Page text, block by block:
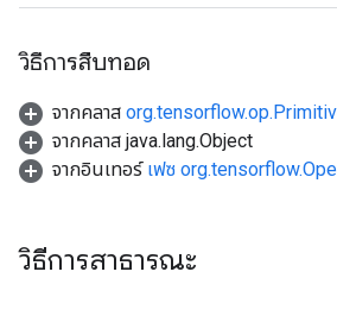
วิธีการสืบทอด
จากคลาส
จากคลาส java.lang.Object
จากอินเทอร์ เฟซ
วิธีการสาธารณะ